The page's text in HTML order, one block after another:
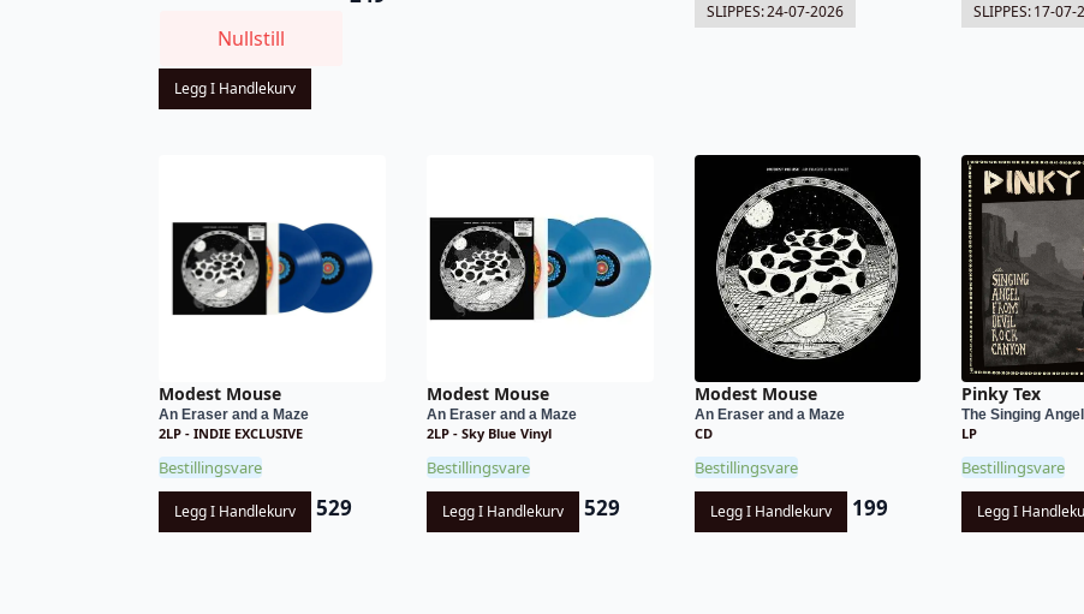
Nullstill
Legg I Handlekurv
SLIPPES:24-07-2026 SLIPPES:17-07-
Modest Mouse
An Eraser and a Maze
2LP - INDIE EXCLUSIVE
Bestillingsvare
Legg I Handlekurv 529
Modest Mouse
An Eraser and a Maze
2LP - Sky Blue Vinyl
Bestillingsvare
Legg I Handlekurv 529
Modest Mouse
An Eraser and a Maze
CD
Bestillingsvare
Legg I Handlekurv 199
Pinky Tex
The Singing
LP
Bestillingsvare
Legg I